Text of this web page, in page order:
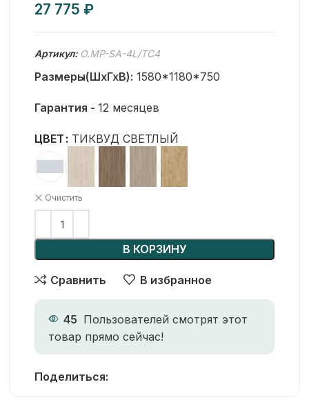
₽
Артикул: O.MP-SA-4L/ТС4
Размеры(ШхГхВ): 1580*1180*750
Гарантия - 12 месяцев
ЦВЕТ ТИКВУД СВЕТЛЫЙ
Очистить
В КОРЗИНУ
Сравнить В избранное
45 Пользователей смотрят этот
товар прямо сейчас!
Поделиться: